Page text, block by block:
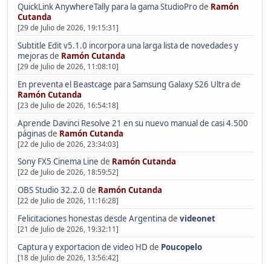
QuickLink AnywhereTally para la gama StudioProde Ramón
Cutanda
[29 de Julio de 2026, 19:15:31]
Subtitle Edit v5.1.0 incorpora una larga lista de novedades y
mejorasde Ramón Cutanda
[29 de Julio de 2026, 11:08:10]
En preventa el Beastcage para Samsung Galaxy S26 Ultrade
Ramón Cutanda
[23 de Julio de 2026, 16:54:18]
Aprende Davinci Resolve 21 en su nuevo manual de casi 4.500
páginasde Ramón Cutanda
[22 de Julio de 2026, 23:34:03]
Sony FX5 Cinema Line de Ramón Cutanda
[22 de Julio de 2026, 18:59:52]
OBS Studio 32.2.0 de Ramón Cutanda
[22 de Julio de 2026, 11:16:28]
Felicitaciones honestas desde Argentinade videonet
[21 de Julio de 2026, 19:32:11]
Captura y exportacion de video HD de Poucopelo
[18 de Julio de 2026, 13:56:42]